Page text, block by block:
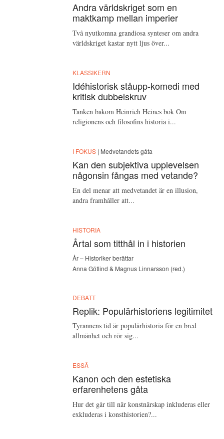
Andra världskriget som en
maktkamp mellan imperier
Två nyutkomna grandiosa synteser om andra
världskriget kastar nytt ljus över...
KLASSIKERN
Idéhistorisk ståupp-komedi med
kritisk dubbelskruv
Tanken bakom Heinrich Heines bok Om
religionens och filosofins historia i...
I FOKUS | Medvetandets gåta
Kan den subjektiva upplevelsen
någonsin fångas med vetande?
En del menar att medvetandet är en illusion,
andra framhåller att...
HISTORIA
Årtal som titthål in i historien
År – Historiker berättar
Anna Götlind & Magnus Linnarsson (red.)
DEBATT
Replik: Populärhistoriens legitimitet
Tyrannens tid är populärhistoria för en bred
allmänhet och rör sig...
ESSÄ
Kanon och den estetiska
erfarenhetens gåta
Hur det går till när konstnärskap inkluderas eller
exkluderas i konsthistorien?...